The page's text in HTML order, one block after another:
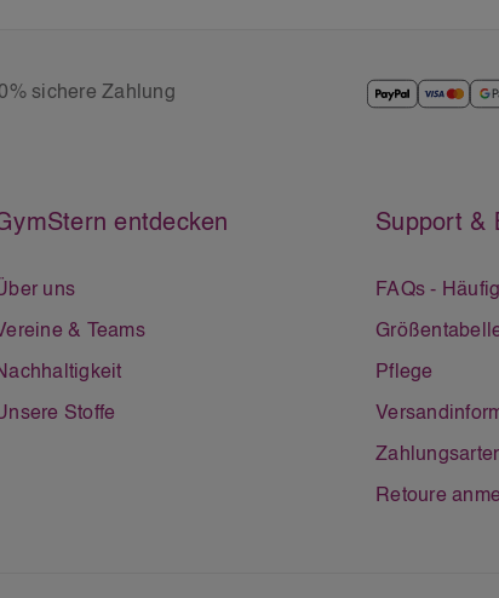
sichere Zahlung
entdecken
uns
& Teams
Stoffe
Support &
FAQs -
Pflege
Retoure